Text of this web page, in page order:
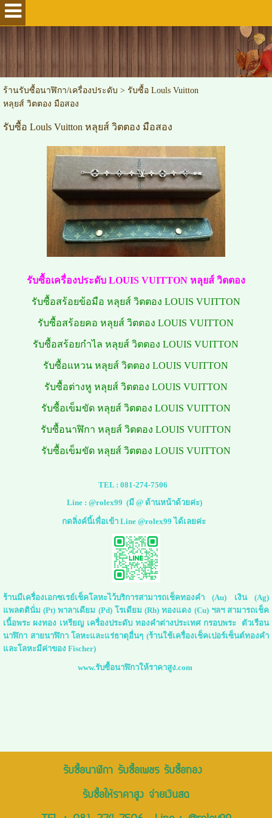
ร้านรับซื้อนาฬิกา/เครื่องประดับ > รับซื้อ Louls Vuitton
หลุยส์ วิตตอง มือสอง
รับซื้อ Louls Vuitton หลุยส์ วิตตอง มือสอง
รับซื้อเครื่องประดับLOUIS VUITTON หลุยส์ วิตตอง
รับซื้อสร้อยข้อมือ หลุยส์ วิตตอง LOUIS VUITTON
รับซื้อสร้อยคอ หลุยส์ วิตตอง LOUIS VUITTON
รับซื้อสร้อยกำไล หลุยส์ วิตตอง LOUIS VUITTON
รับซื้อแหวน หลุยส์ วิตตอง LOUIS VUITTON
รับซื้อต่างหู หลุยส์ วิตตอง LOUIS VUITTON
รับซื้อเข็มขัด หลุยส์ วิตตอง LOUIS VUITTON
รับซื้อนาฬิกา หลุยส์ วิตตอง LOUIS VUITTON
รับซื้อเข็มขัด หลุยส์ วิตตอง LOUIS VUITTON
TEL : 081-274-7506
Line :@rolex99 (มี @ ด้านหน้าด้วยค่ะ)
กดลิ่งค์นี้เพื่อเข้า Line @rolex99 ได้เลยค่ะ
ร้านมีเครื่องเอกซเรย์เช็คโลหะไว้บริการสามารถเช็คทองคำ (Au) เงิน (Ag)
แพลตตินั่ม (Pt) พาลาเดียม (Pd) โรเดียม (Rh) ทองแดง (Cu) ฯลฯ สามารถเช็ค
เนื้อพระ ผงทอง เหรียญ เครื่องประดับ ทองคำต่างประเทศ กรอบพระ ตัวเรือน
นาฬิกา สายนาฬิกา โลหะและแร่ธาตุอื่นๆ (ร้านใช้เครื่องเช็คเปอร์เซ็นต์ทองคำ
และโลหะมีค่าของ Fischer)
www.รับซื้อนาฬิกาให้ราคาสูง.com
รับซื้อนาฬิกา รับซื้อเพชร รับซื้อทอง
รับซื้อให้ราคาสูง จ่ายเงินสด